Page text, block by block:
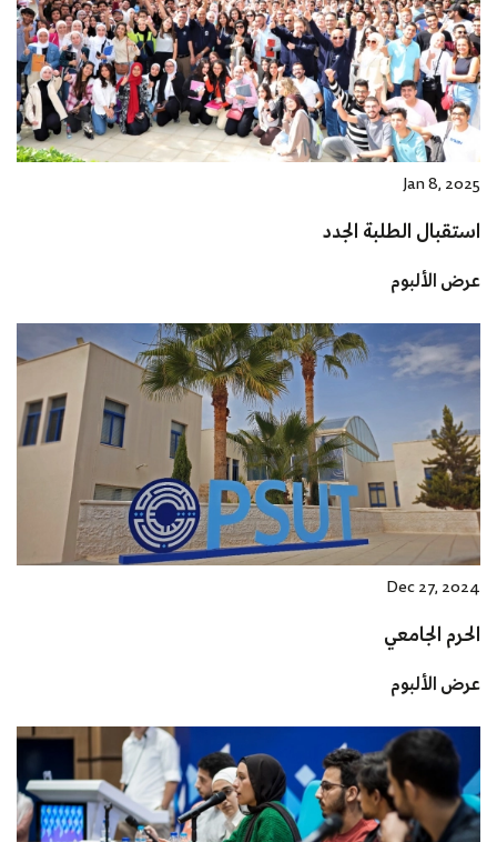
Jan 8, 2025
استقبال الطلبة الجدد
عرض الألبوم
Dec 27, 2024
الحرم الجامعي
عرض الألبوم